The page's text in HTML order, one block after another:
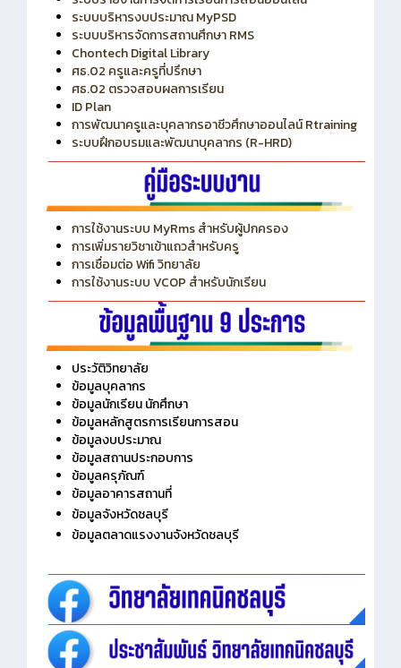
ระบบติดตามผู้สำเร็จการศึกษา
ระบบรายงานการจัดการเรียนการสอนออนไลน์
ระบบบริหารงบประมาณ MyPSD
ระบบบริหารจัดการสถานศึกษา RMS
Chontech Digital Library
ศธ.02 ครูและครูที่ปรึกษา
ศธ.02 ตรวจสอบผลการเรียน
ID Plan
การพัฒนาครูและบุคลากรอาชีวศึกษาออนไลน์ Rtraining
ระบบฝึกอบรมและพัฒนาบุคลากร (R-HRD)
การใช้งานระบบ MyRms สำหรับผู้ปกครอง
การเพิ่มรายวิชาเข้าแถวสำหรับครู
การเชื่อมต่อ Wifi วิทยาลัย
การใช้งานระบบ VCOP สำหรับนักเรียน
ประวัติวิทยาลัย
ข้อมูลบุคลากร
ข้อมูลนักเรียน นักศึกษา
ข้อมูลหลักสูตรการเรียนการสอน
ข้อมูลงบประมาณ
ข้อมูลสถานประกอบการ
ข้อมูลครุภัณฑ์
ข้อมูลอาคารสถานที่
ข้อมูลจังหวัดชลบุรี